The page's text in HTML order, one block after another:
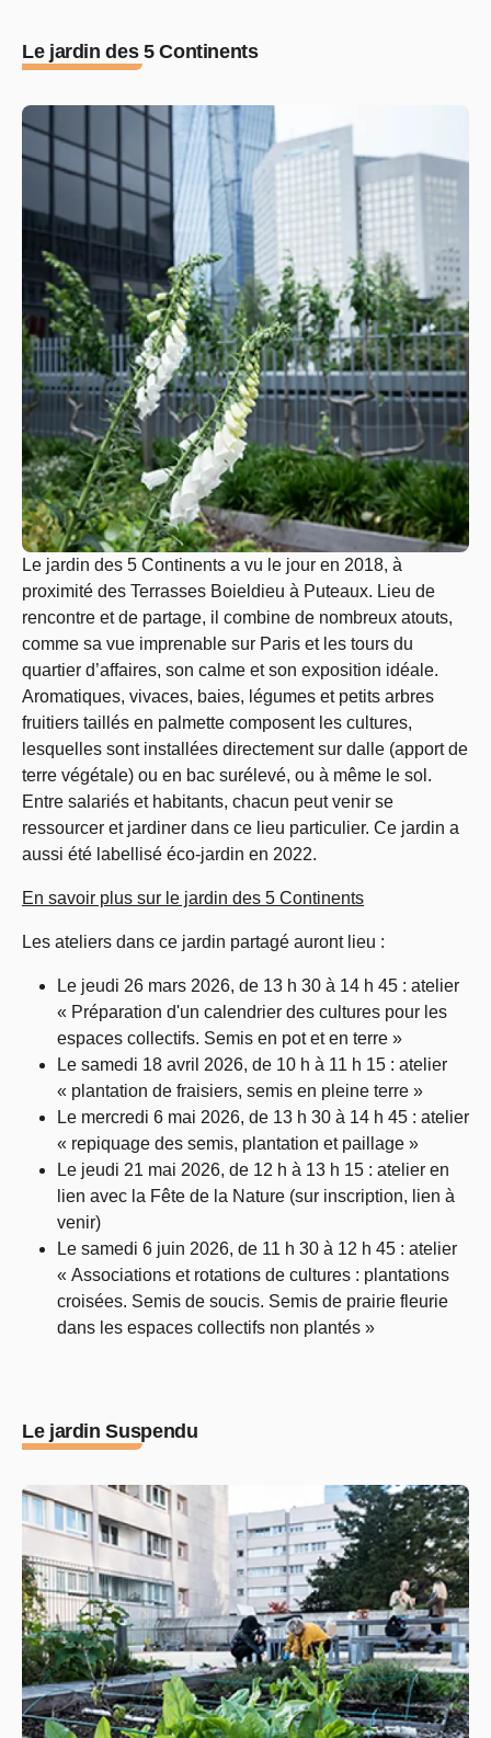
Le jardin des 5 Continents
Le jardin des 5 Continents a vu le jour en 2018, à
proximité des Terrasses Boieldieu à Puteaux. Lieu de
rencontre et de partage, il combine de nombreux atouts,
comme sa vue imprenable sur Paris et les tours du
quartier d’affaires, son calme et son exposition idéale.
Aromatiques, vivaces, baies, légumes et petits arbres
fruitiers taillés en palmette composent les cultures,
lesquelles sont installées directement sur dalle (apport de
terre végétale) ou en bac surélevé, ou à même le sol.
Entre salariés et habitants, chacun peut venir se
ressourcer et jardiner dans ce lieu particulier. Ce jardin a
aussi été labellisé éco-jardin en 2022.
En savoir plus sur le jardin des 5 Continents
Les ateliers dans ce jardin partagé auront lieu :
Le jeudi 26 mars 2026, de 13 h 30 à 14 h 45 : atelier
« Préparation d'un calendrier des cultures pour les
espaces collectifs. Semis en pot et en terre »
Le samedi 18 avril 2026, de 10 h à 11 h 15 : atelier
« plantation de fraisiers, semis en pleine terre »
Le mercredi 6 mai 2026, de 13 h 30 à 14 h 45 : atelier
« repiquage des semis, plantation et paillage »
Le jeudi 21 mai 2026, de 12 h à 13 h 15 : atelier en
lien avec la Fête de la Nature (sur inscription, lien à
venir)
Le samedi 6 juin 2026, de 11 h 30 à 12 h 45 : atelier
« Associations et rotations de cultures : plantations
croisées. Semis de soucis. Semis de prairie fleurie
dans les espaces collectifs non plantés »
Le jardin Suspendu